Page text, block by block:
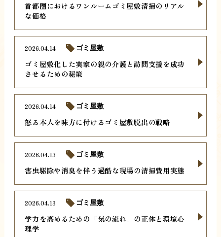
首都圏におけるワンルームゴミ屋敷清掃のリアル
な価格
ゴミ屋敷化した実家の親の介護と訪問支援を成功
させるための秘策
2026.04.14 ゴミ屋敷
怒る本人を味方に付けるゴミ屋敷脱出の戦略
2026.04.14 ゴミ屋敷
害虫駆除や消臭を伴う過酷な現場の清掃費用実態
2026.04.13 ゴミ屋敷
学力を高めるための「気の流れ」の正体と環境心
理学
2026.04.13 ゴミ屋敷